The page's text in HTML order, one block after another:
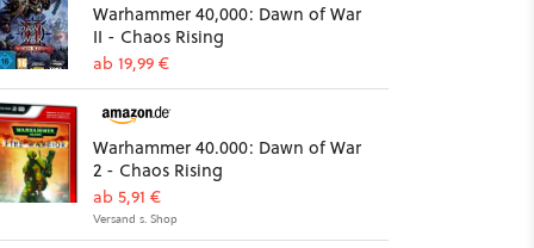
Warhammer 40,000: Dawn of War
II - Chaos Rising
ab 19,99 €
Warhammer 40.000: Dawn of War
2 - Chaos Rising
ab 5,91 €
Versand s. Shop